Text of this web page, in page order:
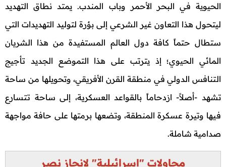
الحيوية في البحر الأحمر وباب المندب. يمتد نطاق التهديد
ليتحول هذا التعاون غير الشرعي إلى بؤرة لتوليد التهديدات التي
ستطال حتماً كافة دول العالم المستفيدة من هذا الشريان
المائي الحيوي؛ إذ يترتب على هذا التموضع الجديد تأجيج
التنافس الدولي في منطقة القرن الأفريقي، وتحويلها من ساحة
تشهد -أصلاً- ازدحاماً بالقواعد العسكرية، إلى ساحة تتسارع
فيها وتيرة عسكرة المنطقة، وتضعها برمتها على حافة مواجهة
صدامية شاملة.
محاولات "إسرائيلية" لإنجاز نصر